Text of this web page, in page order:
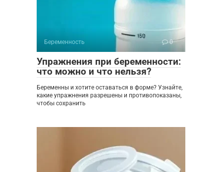
Беременность 0
Упражнения при беременности:
что можно и что нельзя?
Беременны и хотите оставаться в форме? Узнайте,
какие упражнения разрешены и противопоказаны,
чтобы сохранить